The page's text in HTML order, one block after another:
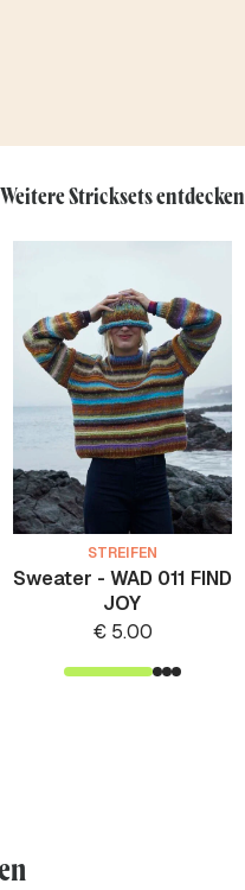
Weitere Stricksets entdecken
STREIFEN
Sweater - WAD 011 FIND
JOY
€5.00